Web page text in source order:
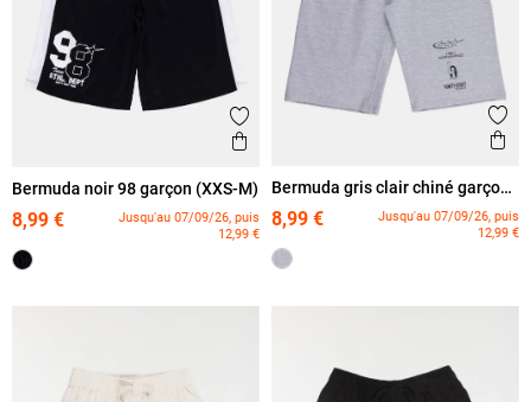
Ajouter aux favoris
Aperçu rapide
Bermuda noir 98 garçon (XXS-M)
8,99 €
Jusqu'au 07/09/26, puis
12,99 €
Bermuda gris clair chiné garçon
8,99 €
Jusqu'au 07/09/26, puis
12,99 €